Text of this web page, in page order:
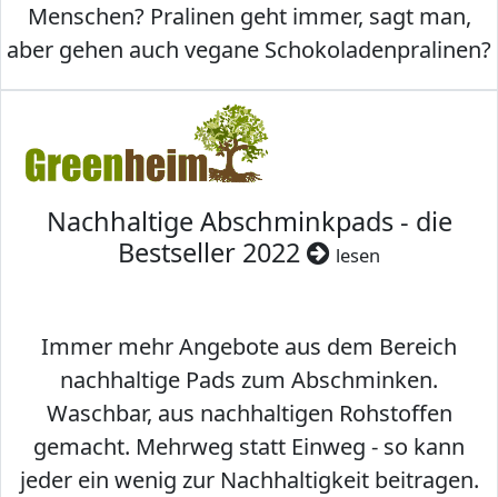
Menschen? Pralinen geht immer, sagt man,
aber gehen auch vegane Schokoladenpralinen?
Nachhaltige Abschminkpads - die
Bestseller 2022
lesen
Immer mehr Angebote aus dem Bereich
nachhaltige Pads zum Abschminken.
Waschbar, aus nachhaltigen Rohstoffen
gemacht. Mehrweg statt Einweg - so kann
jeder ein wenig zur Nachhaltigkeit beitragen.